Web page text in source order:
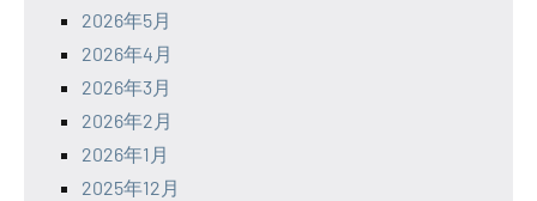
2026年5月
2026年4月
2026年3月
2026年2月
2026年1月
2025年12月